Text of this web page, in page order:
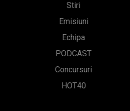
Stiri
Emisiuni
Echipa
PODCAST
Concursuri
HOT40